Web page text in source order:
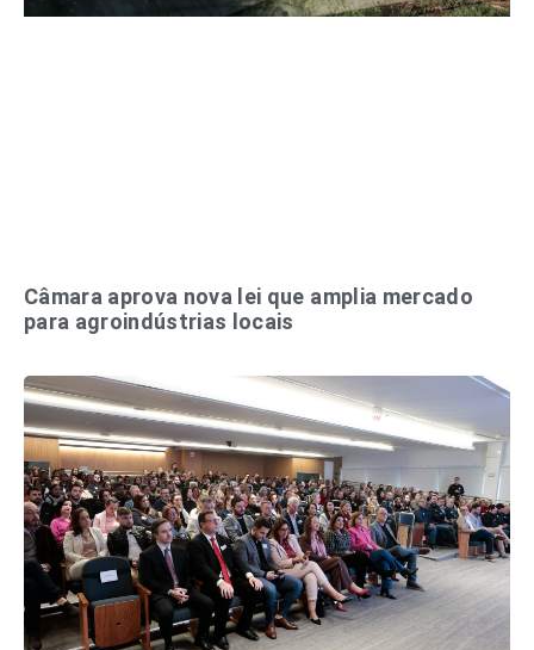
Câmara aprova nova lei que amplia mercado
para agroindústrias locais